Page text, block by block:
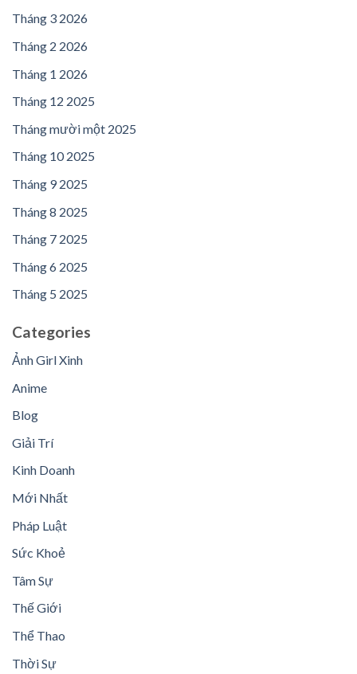
Tháng 3 2026
Tháng 2 2026
Tháng 1 2026
Tháng 12 2025
Tháng mười một 2025
Tháng 10 2025
Tháng 9 2025
Tháng 8 2025
Tháng 7 2025
Tháng 6 2025
Tháng 5 2025
Categories
Ảnh Girl Xinh
Anime
Blog
Giải Trí
Kinh Doanh
Mới Nhất
Pháp Luật
Sức Khoẻ
Tâm Sự
Thế Giới
Thể Thao
Thời Sự